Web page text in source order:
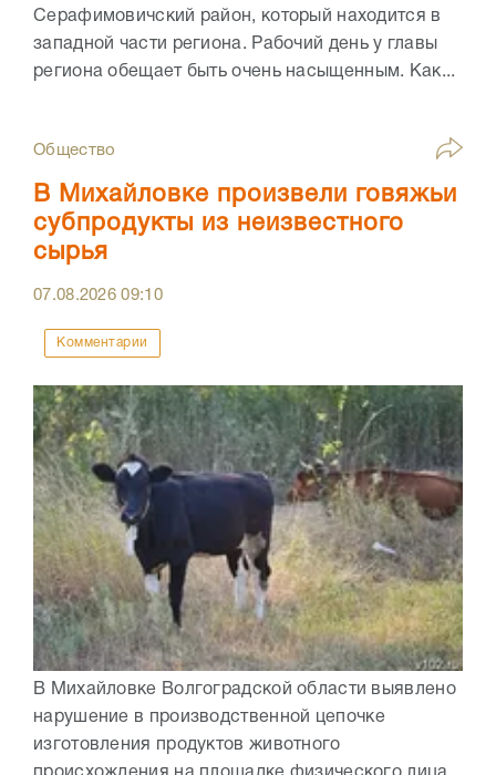
Серафимовичский район, который находится в
западной части региона. Рабочий день у главы
региона обещает быть очень насыщенным. Как...
Общество
В Михайловке произвели говяжьи
субпродукты из неизвестного
сырья
07.08.202609:10
Комментарии
В Михайловке Волгоградской области выявлено
нарушение в производственной цепочке
изготовления продуктов животного